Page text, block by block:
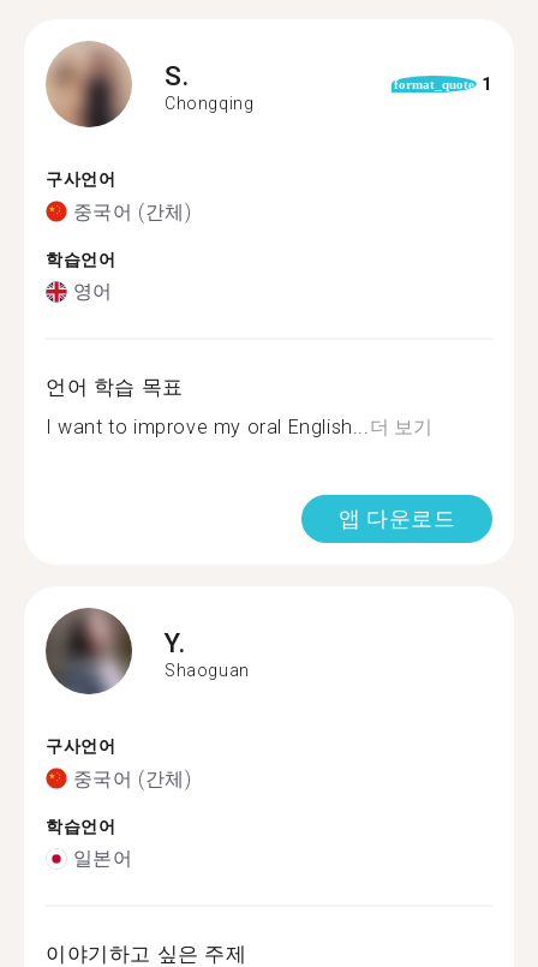
S.
Chongqing
format_quote 1
구사언어
중국어 (간체)
학습언어
영어
언어 학습 목표
I want to improve my oral English...더 보기
앱 다운로드
Y.
Shaoguan
구사언어
중국어 (간체)
학습언어
일본어
이야기하고 싶은 주제